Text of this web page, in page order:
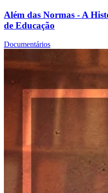
Além das Normas - A
de Educação
Documentários